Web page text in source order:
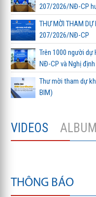
207/2026/NĐ-CP
THƯ MỜI THAM DỰ
207/2026/NĐ-CP
Trên 1000 người
NĐ-CP và Nghị
Thư mời tham dự
BIM)
VIDEOS
THÔNG BÁO